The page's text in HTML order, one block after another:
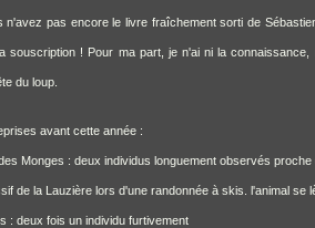
n'avez pas encore le livre fraîchement sorti de
souscription ! Pour ma part, je n'ai ni la
du loup.
avant cette année :
Monges : deux individus longuement observés proche
de la Lauzière lors d'une randonnée à skis. l'animal
: deux fois un individu furtivement